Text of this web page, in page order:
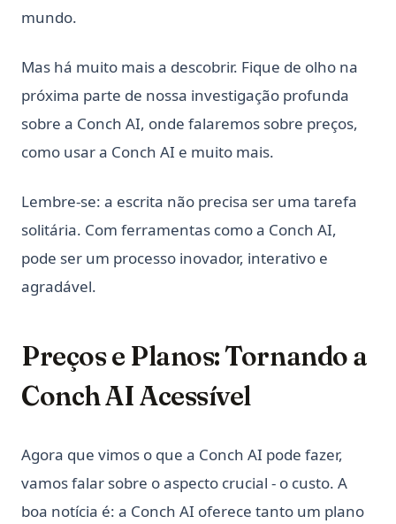
mundo.
Mas há muito mais a descobrir. Fique de olho na
próxima parte de nossa investigação profunda
sobre a Conch AI, onde falaremos sobre preços,
como usar a Conch AI e muito mais.
Lembre-se: a escrita não precisa ser uma tarefa
solitária. Com ferramentas como a Conch AI,
pode ser um processo inovador, interativo e
agradável.
Preços e Planos: Tornando a
Conch AI Acessível
Agora que vimos o que a Conch AI pode fazer,
vamos falar sobre o aspecto crucial - o custo. A
boa notícia é: a Conch AI oferece tanto um plano